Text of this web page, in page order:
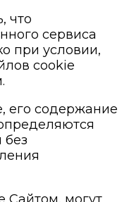
что
сервиса
при условии,
cookie
его содержание
без